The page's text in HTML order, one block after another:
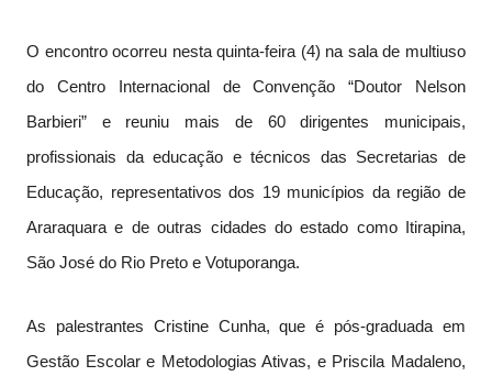
O encontro ocorreu nesta quinta-feira (4) na sala de multiuso
do Centro Internacional de Convenção “Doutor Nelson
Barbieri” e reuniu mais de 60 dirigentes municipais,
profissionais da educação e técnicos das Secretarias de
Educação, representativos dos 19 municípios da região de
Araraquara e de outras cidades do estado como Itirapina,
São José do Rio Preto e Votuporanga.
As palestrantes Cristine Cunha, que é pós-graduada em
Gestão Escolar e Metodologias Ativas, e Priscila Madaleno,